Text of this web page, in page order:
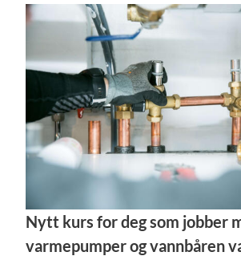
Nytt kurs for deg som jobber
varmepumper og vannbåren